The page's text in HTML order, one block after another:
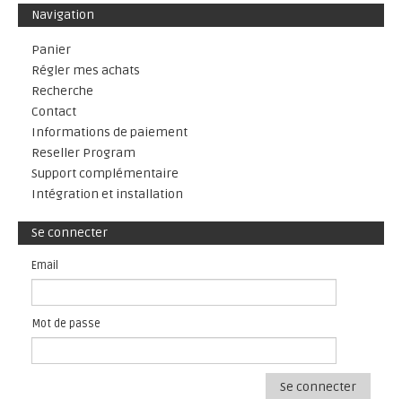
Navigation
Panier
Régler mes achats
Recherche
Contact
Informations de paiement
Reseller Program
Support complémentaire
Intégration et installation
Se connecter
Email
Mot de passe
Se connecter